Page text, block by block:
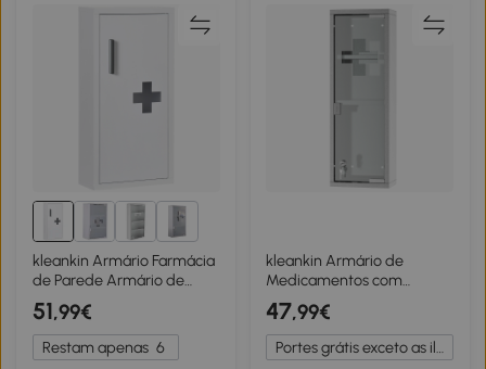
1+
kleankin Armário Farmácia
de Parede Armário de
Medicamentos de Aço com
3 Níveis Porta Magnética
30x12x60 cm Branco
51,99€
Restam apenas 6
kleankin Armário de
Medicamentos com
Fechadura e 3 Prateleiras
com Porta de Vidro
Temperado de Aço
Inoxidável 20x12x 58cm
47,99€
Portes grátis exceto as ilhas